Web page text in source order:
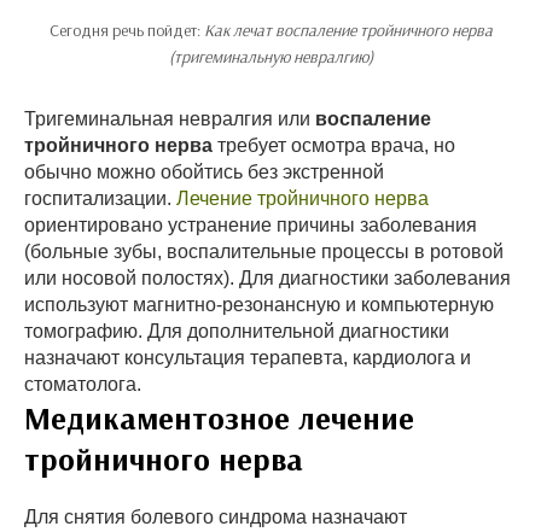
Сегодня речь пойдет: Как лечат воспаление тройничного нерва
(тригеминальную невралгию)
Тригеминальная невралгия или воспаление
тройничного нерва требует осмотра врача, но
обычно можно обойтись без экстренной
госпитализации. Лечение тройничного нерва
ориентировано устранение причины заболевания
(больные зубы, воспалительные процессы в ротовой
или носовой полостях). Для диагностики заболевания
используют магнитно-резонансную и компьютерную
томографию. Для дополнительной диагностики
назначают консультация терапевта, кардиолога и
стоматолога.
Медикаментозное лечение
тройничного нерва
Для снятия болевого синдрома назначают